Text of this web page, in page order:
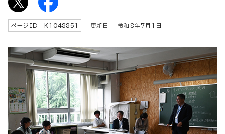
ページID K 1048851 更新日 令和8年7月1日